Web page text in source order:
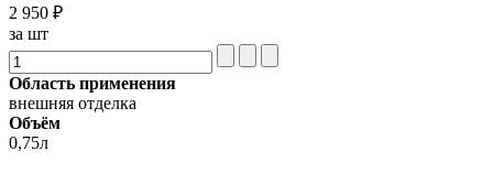
2 950 ₽
за шт
Область применения
внешняя отделка
Объём
0,75л